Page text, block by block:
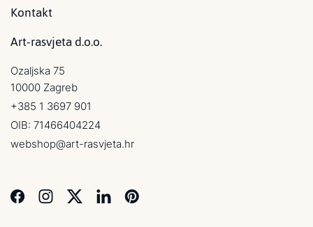
Kontakt
Art-rasvjeta d.o.o.
Ozaljska 75
10000 Zagreb
+385 1 3697 901
OIB: 71466404224
webshop@art-rasvjeta.hr